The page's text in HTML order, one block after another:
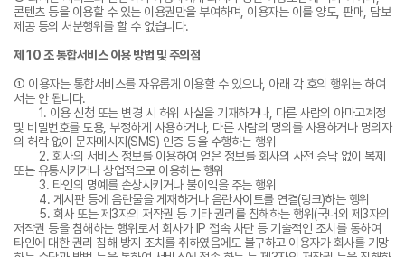
콘텐츠 등을 이용할 수 있는 이용권만을 부여하며, 이용자는 이를 양도, 판매, 담보
제공 등의 처분행위를 할 수 없습니다.
제 10 조 통합서비스 이용 방법 및 주의점
① 이용자는 통합서비스를 자유롭게 이용할 수 있으나, 아래 각 호의 행위는 하여
서는 안 됩니다.
1. 이용 신청 또는 변경 시 허위 사실을 기재하거나, 다른 사람의 아마고계정
및 비밀번호를 도용, 부정하게 사용하거나, 다른 사람의 명의를 사용하거나 명의자
의 허락 없이 문자메시지(SMS) 인증 등을 수행하는 행위
2. 회사의 서비스 정보를 이용하여 얻은 정보를 회사의 사전 승낙 없이 복제
또는 유통시키거나 상업적으로 이용하는 행위
3. 타인의 명예를 손상시키거나 불이익을 주는 행위
4. 게시판 등에 음란물을 게재하거나 음란사이트를 연결(링크)하는 행위
5. 회사 또는 제3자의 저작권 등 기타 권리를 침해하는 행위(국내외 제3자의
저작권 등을 침해하는 행위로서 회사가 IP 접속 차단 등 기술적인 조치를 통하여
타인에 대한 권리 침해 방지 조치를 취하였음에도 불구하고 이용자가 회사를 기망